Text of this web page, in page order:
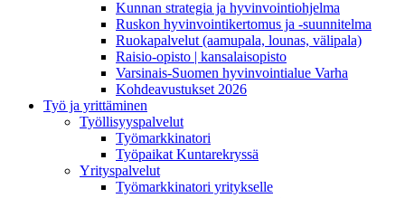
Kunnan strategia ja hyvinvointiohjelma
Ruskon hyvinvointikertomus ja -suunnitelma
Ruokapalvelut (aamupala, lounas, välipala)
Raisio-opisto | kansalaisopisto
Varsinais-Suomen hyvinvointialue Varha
Kohdeavustukset 2026
Työ ja yrittäminen
Työllisyyspalvelut
Työmarkkinatori
Työpaikat Kuntarekryssä
Yrityspalvelut
Työmarkkinatori yritykselle